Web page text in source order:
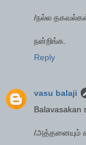
/நல்ல
நன்றிங்க.
Reply
vasu balaji
Balavasakan
/அத்தனையும்